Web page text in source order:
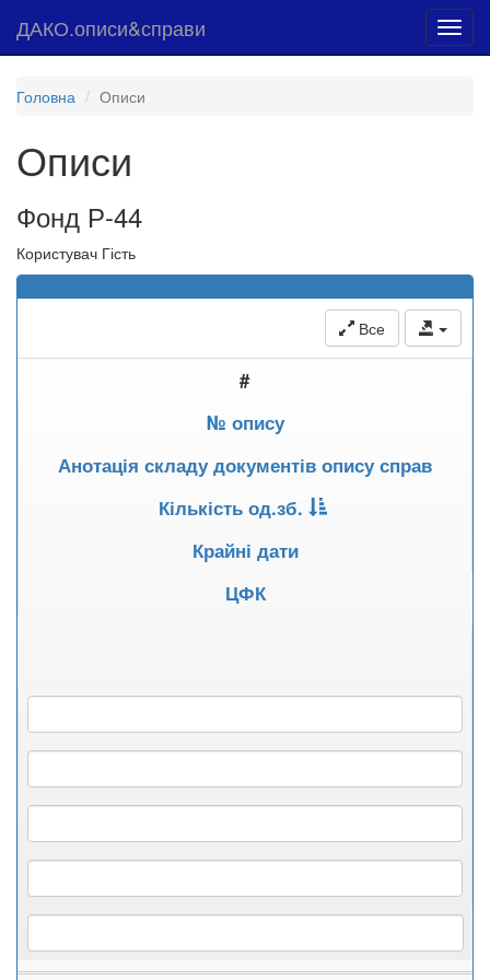
ДАКО.описи&справи
Головна Описи
Описи
Фонд Р-44
Користувач Гість
Все
#
№ опису
Анотація складу документів опису справ
Кількість од.зб.
Крайні дати
ЦФК